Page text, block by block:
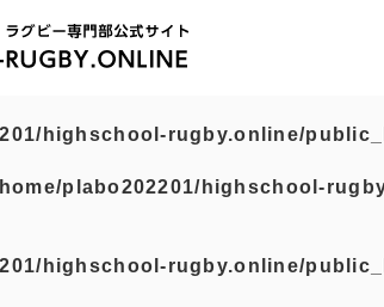
highschool-rugby.online/
plabo202201/highschool-
highschool-rugby.online/